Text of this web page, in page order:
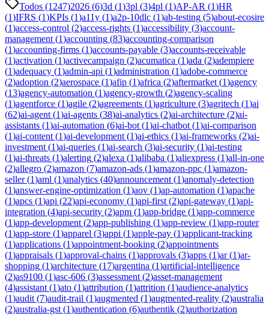
Todos (1247)2026 (6)3d (1)3pl (3)4pl (1)AP-AR (1)HR
(1)IFRS (1)KPIs (1)a11y (1)a2p-10dlc (1)ab-testing (5)about-ecosire
(1)access-control (2)access-rights (1)accessibility (3)account-
management (1)accounting (83)accounting-comparison
(1)accounting-firms (1)accounts-payable (3)accounts-receivable
(1)activation (1)activecampaign (2)acumatica (1)ada (2)adempiere
(1)adequacy (1)admin-api (1)administration (1)adobe-commerce
(2)adoption (2)aerospace (1)afip (1)africa (2)aftermarket (1)agency
(13)agency-automation (1)agency-growth (2)agency-scaling
(1)agentforce (1)agile (2)agreements (1)agriculture (3)agritech (1)ai
(62)ai-agent (1)ai-agents (38)ai-analytics (2)ai-architecture (2)ai-
assistants (1)ai-automation (6)ai-bot (1)ai-chatbot (1)ai-comparison
(1)ai-content (1)ai-development (1)ai-ethics (1)ai-frameworks (2)ai-
investment (1)ai-queries (1)ai-search (3)ai-security (1)ai-testing
(1)ai-threats (1)alerting (2)alexa (1)alibaba (1)aliexpress (1)all-in-one
(2)allegro (2)amazon (7)amazon-ads (1)amazon-ppc (1)amazon-
seller(1)aml (1)analytics (40)announcement (1)anomaly-detection
(1)answer-engine-optimization (1)aov (1)ap-automation (1)apache
(1)apcs (1)api (22)api-economy (1)api-first (2)api-gateway (1)api-
integration (4)api-security (2)apm (1)app-bridge (1)app-commerce
(1)app-development (2)app-publishing (1)app-review (1)app-router
(1)app-store (1)apparel (3)appi (1)apple-pay (1)applicant-tracking
(1)applications (1)appointment-booking (2)appointments
(1)appraisals (1)approval-chains (1)approvals (3)apps (1)ar(1)ar-
shopping (1)architecture (17)argentina (1)artificial-intelligence
(2)as9100 (1)asc-606 (3)assessment (2)asset-management
(4)assistant (1)ato (1)attribution (1)attrition (1)audience-analytics
(1)audit (7)audit-trail (1)augmented (1)augmented-reality (2)australia
(2)australia-gst (1)authentication (6)authentik (2)authorization